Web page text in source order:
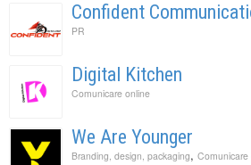
Confident
PR
Digital Kitchen
Comunicare online
We Are Younger
Branding, design, packaging, Comunicare